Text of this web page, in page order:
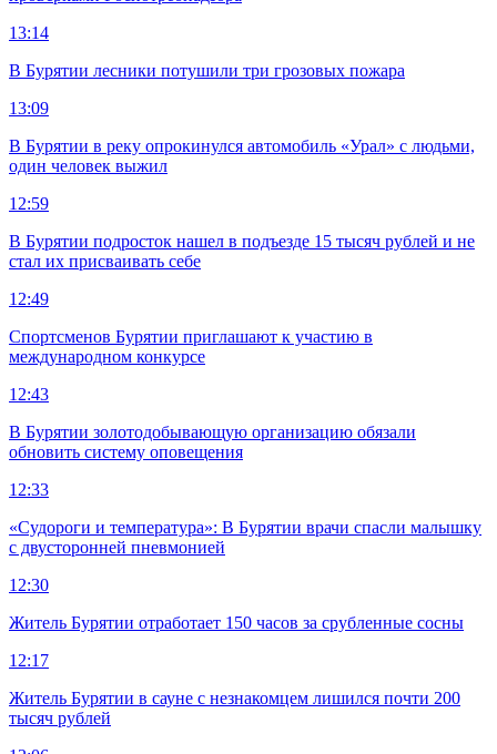
13:14
В Бурятии лесники потушили три грозовых пожара
13:09
В Бурятии в реку опрокинулся автомобиль «Урал» с людьми,
один человек выжил
12:59
В Бурятии подросток нашел в подъезде 15 тысяч рублей и не
стал их присваивать себе
12:49
Спортсменов Бурятии приглашают к участию в
международном конкурсе
12:43
В Бурятии золотодобывающую организацию обязали
обновить систему оповещения
12:33
«Судороги и температура»: В Бурятии врачи спасли малышку
с двусторонней пневмонией
12:30
Житель Бурятии отработает 150 часов за срубленные сосны
12:17
Житель Бурятии в сауне с незнакомцем лишился почти 200
тысяч рублей